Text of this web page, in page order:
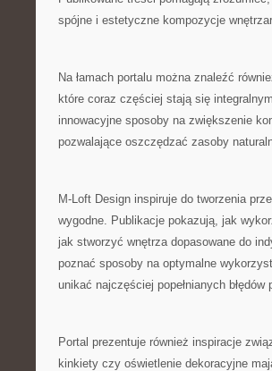
spójne i estetyczne kompozycje
Na łamach portalu można znaleźć
które coraz częściej stają się
innowacyjne sposoby na zwiększenie
pozwalające oszczędzać zasoby
M-Loft Design inspiruje do tworzenia
wygodne. Publikacje pokazują, jak
jak stworzyć wnętrza dopasowane do
poznać sposoby na optymalne
unikać najczęściej popełnianych błędów
Portal prezentuje również inspiracje
kinkiety czy oświetlenie dekoracyjne